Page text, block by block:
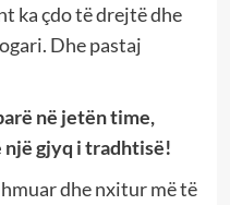
ka çdo të drejtë dhe
Dhe pastaj
në jetën time,
një gjyq i tradhtisë!
dhe nxitur më të